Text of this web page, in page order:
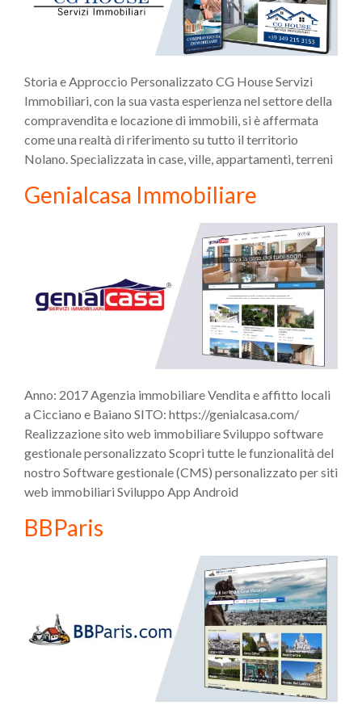
Storia e Approccio Personalizzato CG House Servizi
Immobiliari, con la sua vasta esperienza nel settore della
compravendita e locazione di immobili, si è affermata
come una realtà di riferimento su tutto il territorio
Nolano. Specializzata in case, ville, appartamenti, terreni
Genialcasa Immobiliare
Anno: 2017 Agenzia immobiliare Vendita e affitto locali
a Cicciano e Baiano SITO: https://genialcasa.com/
Realizzazione sito web immobiliare Sviluppo software
gestionale personalizzato Scopri tutte le funzionalità del
nostro Software gestionale (CMS) personalizzato per siti
web immobiliari Sviluppo App Android
BBParis